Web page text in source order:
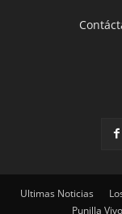
Ultimas Noticias
Punilla Vivo